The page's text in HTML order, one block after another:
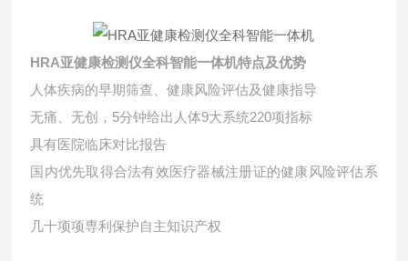
HRA亚健康检测仪全科智能一体机特点及优势
人体疾病的早期筛查、健康风险评估及健康指导
无痛、无创，5分钟给出人体9大系统220项指标
具有医院临床对比报告
国内优先取得合法有效医疗器械注册证的健康风险评估系
统
几十项项専利保护自主知识产权